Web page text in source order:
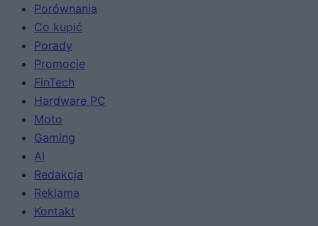
Porównania
Co kupić
Porady
Promocje
FinTech
Hardware PC
Moto
Gaming
AI
Redakcja
Reklama
Kontakt